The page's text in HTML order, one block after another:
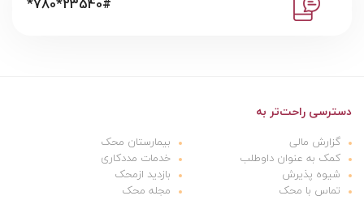
دسترسی راحت‌تر به
گزارش مالی
بیمارستان محک
کمک به عنوان داوطلب
خدمات مددکاری
شیوه پذیرش
بازدید ازمحک
تماس با محک
مجله محک